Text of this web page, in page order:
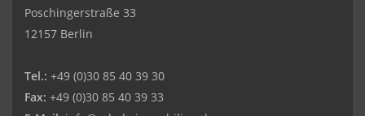
Poschingerstraße 33
12157 Berlin
Tel.: +49 (0)30 85 40 39 30
Fax: +49 (0)30 85 40 39 33